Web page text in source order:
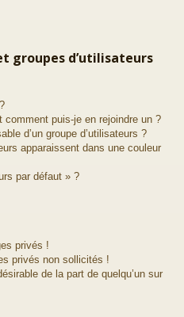
groupes d’utilisateurs
comment puis-je en rejoindre un ?
d’un groupe d’utilisateurs ?
apparaissent dans une couleur
par défaut » ?
privés !
privés non sollicités !
de la part de quelqu’un sur